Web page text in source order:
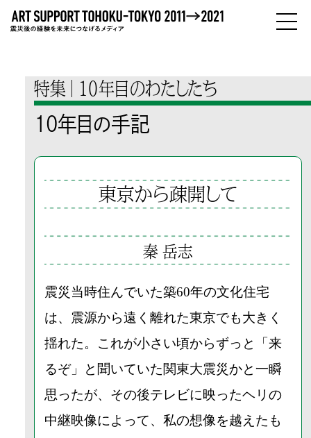
ひとびと
ABOUT
わたしたちについて
特集 10年目のわたしたち
10年目の手記
東京から疎開して
秦 岳志
震災当時住んでいた築60年の文化住宅
は、震源から遠く離れた東京でも大きく
揺れた。これが小さい頃からずっと「来
るぞ」と聞いていた関東大震災かと一瞬
思ったが、その後テレビに映ったヘリの
中継映像によって、私の想像を越えたも